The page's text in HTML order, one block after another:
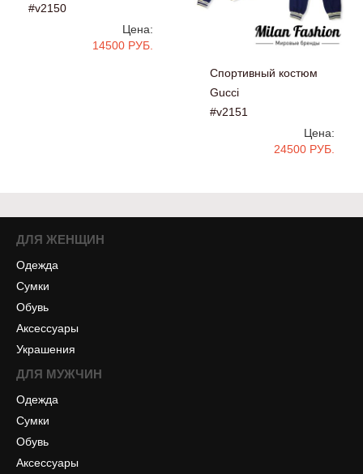
#v2150
Цена:
14500 РУБ.
Спортивный костюм
Gucci
#v2151
Цена:
24500 РУБ.
ДЛЯ ЖЕНЩИН
Одежда
Сумки
Обувь
Аксессуары
Украшения
ДЛЯ МУЖЧИН
Одежда
Сумки
Обувь
Аксессуары